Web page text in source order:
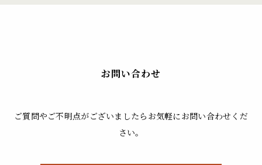
お問い合わせ
ご質問やご不明点がございましたらお気軽にお問い合わせくだ
さい。